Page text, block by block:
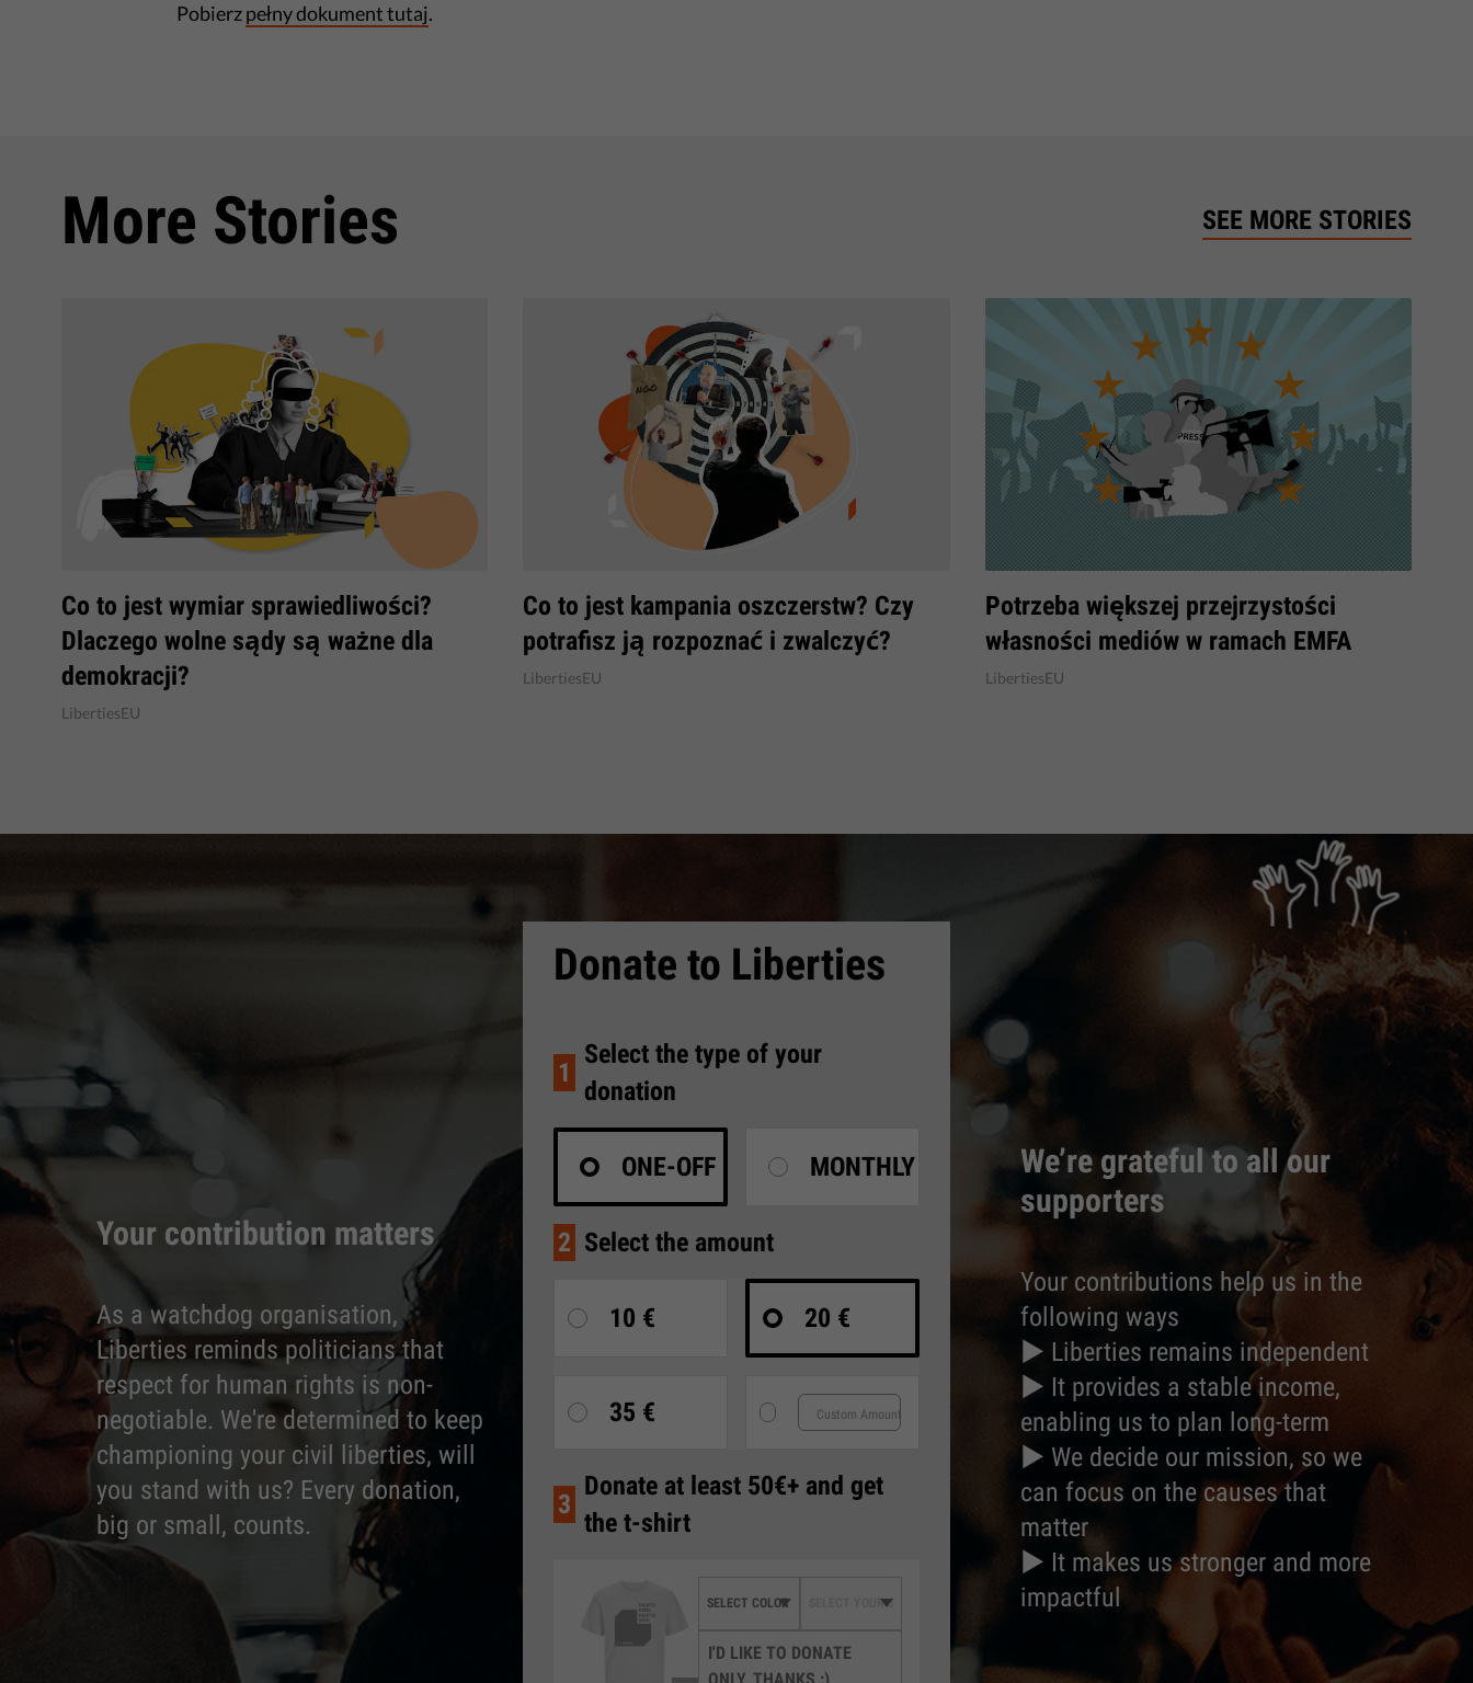
Pobierzpełny dokument tutaj.
More Stories SEE MORE STORIES
Co to jest wymiar sprawiedliwości?
Dlaczego wolne sądy są ważne dla
demokracji?
LibertiesEU
​Co to jest kampania oszczerstw? Czy
potrafisz ją rozpoznać i zwalczyć?
LibertiesEU
​Potrzeba większej przejrzystości
własności mediów w ramach EMFA
LibertiesEU
Your contribution matters
As a watchdog organisation,
Liberties reminds politicians that
respect for human rights is non-
negotiable. We're determined to keep
championing your civil liberties, will
you stand with us? Every donation,
big or small, counts.
Donate to Liberties
1
Select the type of your
donation
ONE-OFF MONTHLY
2 Select the amount
10 € 20 €
35 €
3
Donate at least 50€+ and get
the t-shirt
I'D LIKE TO DONATE
We’re grateful to all our
supporters
Your contributions help us in the
following ways
► Liberties remains independent
► It provides a stable income,
enabling us to plan long-term
► We decide our mission, so we
can focus on the causes that
matter
► It makes us stronger and more
impactful